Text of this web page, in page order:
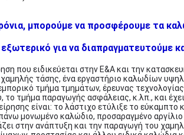
μπορούμε να προσφέρουμε τα
για να διαπραγματευτούμε
που ειδικεύεται στην Ε&Α και την
τάσης, ένα εργαστήριο καλωδίων
τμήμα τμημάτων, έρευνας
τμήμα παραγωγής ασφάλειας, κ.λπ., και
είναι: το λάστιχο ετύλιξε το
μονωμένο καλώδιο, προσαραγμένο
στην ανάπτυξη και την παραγωγή του